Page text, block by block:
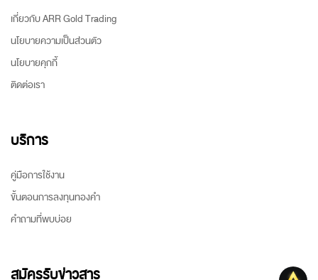
เกี่ยวกับ ARR Gold Trading
นโยบายความเป็นส่วนตัว
นโยบายคุกกี้
ติดต่อเรา
บริการ
คู่มือการใช้งาน
ขั้นตอนการลงทุนทองคำ
คำถามที่พบบ่อย
สมัครรับข่าวสาร